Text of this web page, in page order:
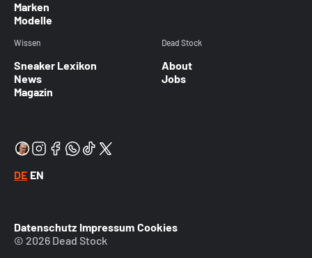
Marken
Modelle
Wissen
Sneaker Lexikon
News
Magazin
Dead Stock
About
Jobs
DE EN
Datenschutz Impressum Cookies
© 2026 Dead Stock